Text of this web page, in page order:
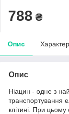
788 ₴
Опис
Опис
Ніацин - одне з
транспортування
клітині. При